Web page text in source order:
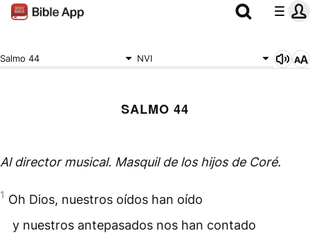
Salmo 44 NVI
SALMO 44
Al director musical. Masquilde los hijos de Coré.
1 Oh Dios, nuestros oídos han oído
y nuestros antepasados nos han contado